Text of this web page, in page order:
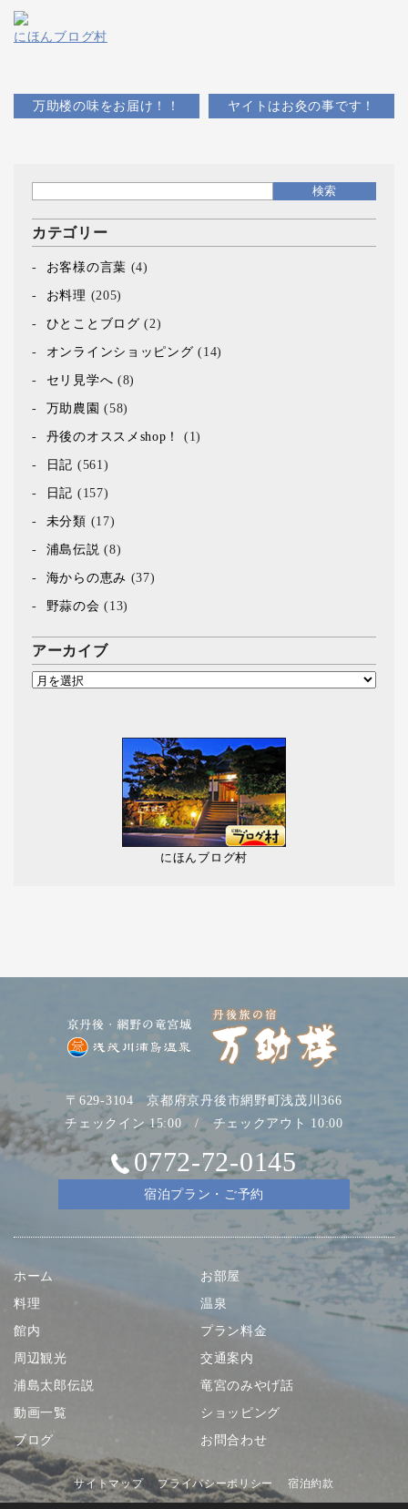
にほんブログ村
万助楼の味をお届け！！ ヤイトはお灸の事です！
カテゴリー
お客様の言葉 (4)
お料理 (205)
ひとことブログ (2)
オンラインショッピング (14)
セリ見学へ (8)
万助農園 (58)
丹後のオススメshop！ (1)
日記 (561)
日記 (157)
未分類 (17)
浦島伝説 (8)
海からの恵み (37)
野蒜の会 (13)
アーカイブ
にほんブログ村
〒629-3104 京都府京丹後市網野町浅茂川366
チェックイン 15:00 / チェックアウト 10:00
0772-72-0145
宿泊プラン・ご予約
ホーム
お部屋
料理
温泉
館内
プラン料金
周辺観光
交通案内
浦島太郎伝説
竜宮のみやげ話
動画一覧
ショッピング
ブログ
お問合わせ
サイトマップ プライバシーポリシー 宿泊約款